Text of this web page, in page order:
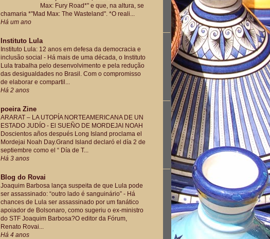
Max: Fury Road*" e que, na altura, se
chamaria *"Mad Max: The Wasteland". *O reali...
Há um ano
Instituto Lula
Instituto Lula: 12 anos em defesa da democracia e
inclusão social - Há mais de uma década, o Instituto
Lula trabalha pelo desenvolvimento e pela redução
das desigualdades no Brasil. Com o compromisso
de elaborar e compartil...
Há 2 anos
poeira Zine
ARARAT – LA UTOPÍA NORTEAMERICANA DE UN
ESTADO JUDÍO - El SUEÑO DE MORDEJAI NOAH
Doscientos años después Long Island proclama el
Mordejai Noah Day.Grand Island declaró el día 2 de
septiembre como el “ Día de T...
Há 3 anos
Blog do Rovai
Joaquim Barbosa lança suspeita de que Lula pode
ser assassinado: “outro lado é sanguinário” - Há
chances de Lula ser assassinado por um fanático
apoiador de Bolsonaro, como sugeriu o ex-ministro
do STF Joaquim Barbosa?O editor da Fórum,
Renato Rovai...
Há 4 anos